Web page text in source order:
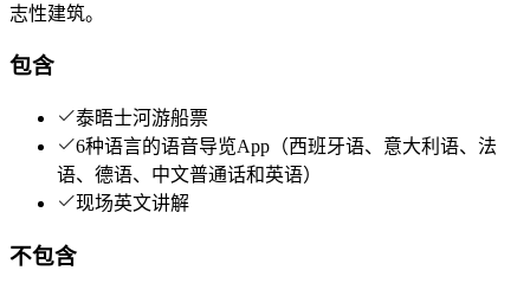
志性建筑。
包含
泰晤士河游船票
6种语言的语音导览App（西班牙语、意大利语、法
语、德语、中文普通话和英语）
现场英文讲解
不包含